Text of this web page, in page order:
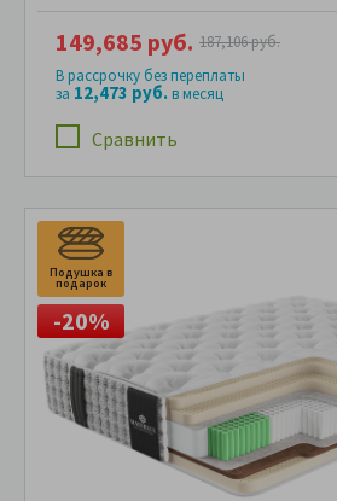
Сравнить
149,685 руб. 187,106 руб.
В рассрочку без переплаты
за 12,473 руб.в месяц
Подушка в
подарок
-20%